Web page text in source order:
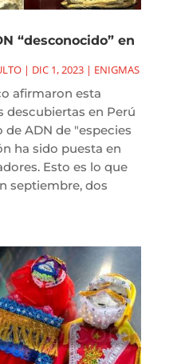
“desconocido” en
| DIC 1, 2023| ENIGMAS
afirmaron esta
descubiertas en Perú
ADN de "especies
ha sido puesta en
Esto es lo que
septiembre, dos